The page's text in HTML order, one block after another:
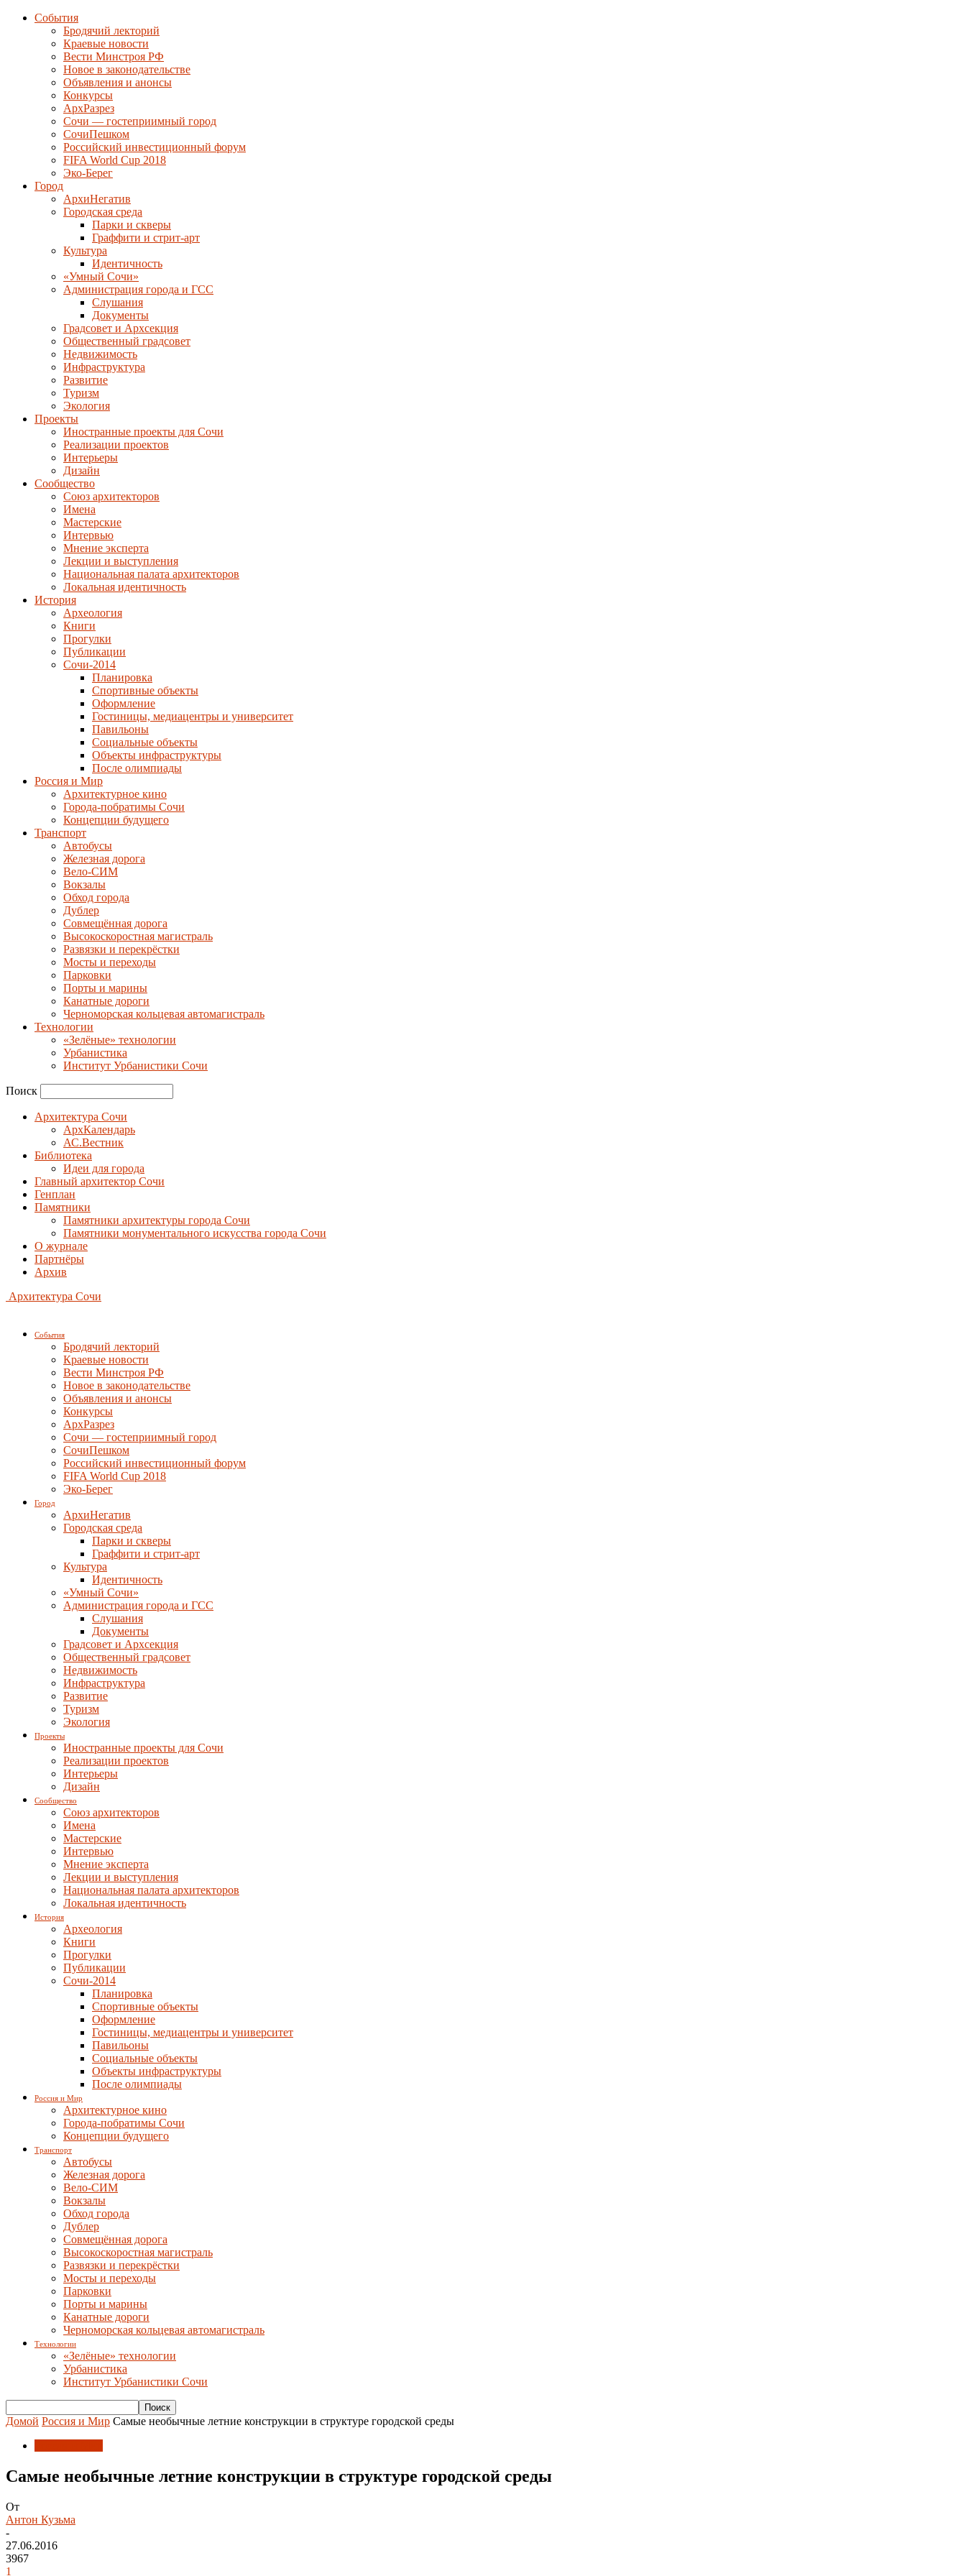
События
Бродячий лекторий
Краевые новости
Вести Минстроя РФ
Новое в законодательстве
Объявления и анонсы
Конкурсы
АрхРазрез
Сочи — гостеприимный город
СочиПешком
Российский инвестиционный форум
FIFA World Cup 2018
Эко-Берег
Город
АрхиНегатив
Городская среда
Парки и скверы
Граффити и стрит-арт
Культура
Идентичность
«Умный Сочи»
Администрация города и ГСС
Слушания
Документы
Градсовет и Архсекция
Общественный градсовет
Недвижимость
Инфраструктура
Развитие
Туризм
Экология
Проекты
Иностранные проекты для Сочи
Реализации проектов
Интерьеры
Дизайн
Сообщество
Союз архитекторов
Имена
Мастерские
Интервью
Мнение эксперта
Лекции и выступления
Национальная палата архитекторов
Локальная идентичность
История
Археология
Книги
Прогулки
Публикации
Сочи-2014
Планировка
Спортивные объекты
Оформление
Гостиницы, медиацентры и университет
Павильоны
Социальные объекты
Объекты инфраструктуры
После олимпиады
Россия и Мир
Архитектурное кино
Города-побратимы Сочи
Концепции будущего
Транспорт
Автобусы
Железная дорога
Вело-СИМ
Вокзалы
Обход города
Дублер
Совмещённая дорога
Высокоскоростная магистраль
Развязки и перекрёстки
Мосты и переходы
Парковки
Порты и марины
Канатные дороги
Черноморская кольцевая автомагистраль
Технологии
«Зелёные» технологии
Урбанистика
Институт Урбанистики Сочи
Поиск
Архитектура Сочи
АрхКалендарь
АС.Вестник
Библиотека
Идеи для города
Главный архитектор Сочи
Генплан
Памятники
Памятники архитектуры города Сочи
Памятники монументального искусства города Сочи
О журнале
Партнёры
Архив
Архитектура Сочи
События
Бродячий лекторий
Краевые новости
Вести Минстроя РФ
Новое в законодательстве
Объявления и анонсы
Конкурсы
АрхРазрез
Сочи — гостеприимный город
СочиПешком
Российский инвестиционный форум
FIFA World Cup 2018
Эко-Берег
Город
АрхиНегатив
Городская среда
Парки и скверы
Граффити и стрит-арт
Культура
Идентичность
«Умный Сочи»
Администрация города и ГСС
Слушания
Документы
Градсовет и Архсекция
Общественный градсовет
Недвижимость
Инфраструктура
Развитие
Туризм
Экология
Проекты
Иностранные проекты для Сочи
Реализации проектов
Интерьеры
Дизайн
Сообщество
Союз архитекторов
Имена
Мастерские
Интервью
Мнение эксперта
Лекции и выступления
Национальная палата архитекторов
Локальная идентичность
История
Археология
Книги
Прогулки
Публикации
Сочи-2014
Планировка
Спортивные объекты
Оформление
Гостиницы, медиацентры и университет
Павильоны
Социальные объекты
Объекты инфраструктуры
После олимпиады
Россия и Мир
Архитектурное кино
Города-побратимы Сочи
Концепции будущего
Транспорт
Автобусы
Железная дорога
Вело-СИМ
Вокзалы
Обход города
Дублер
Совмещённая дорога
Высокоскоростная магистраль
Развязки и перекрёстки
Мосты и переходы
Парковки
Порты и марины
Канатные дороги
Черноморская кольцевая автомагистраль
Технологии
«Зелёные» технологии
Урбанистика
Институт Урбанистики Сочи
Домой Россия и Мир Самые необычные летние конструкции в структуре городской среды
Самые необычные летние конструкции в структуре городской среды
От
Антон Кузьма
-
27.06.2016
3967
1